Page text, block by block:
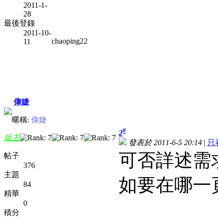
2011-1-
28
最後登錄
2011-10-
11
chaoping22
偉婕
暱稱: 偉婕
版主
帖子
376
主題
84
精華
0
積分
2#
發表於 2011-6-5 20:14 | 只
可否詳述需
如要在哪一